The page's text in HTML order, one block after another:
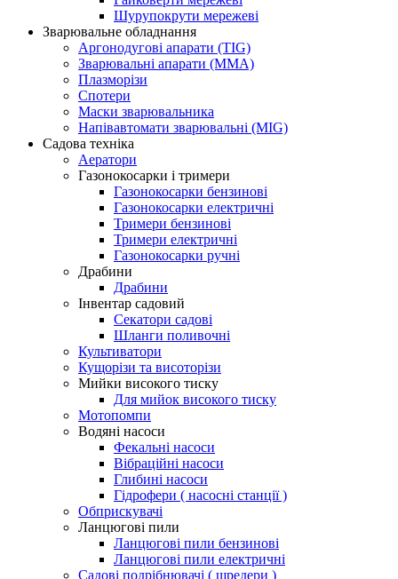
Шурупокрути мережеві
Зварювальне обладнання
Аргонодугові апарати (TIG)
Зварювальні апарати (MMA)
Плазморізи
Спотери
Маски зварювальника
Напівавтомати зварювальні (MIG)
Садова техніка
Аератори
Газонокосарки і тримери
Газонокосарки бензинові
Газонокосарки електричні
Тримери бензинові
Тримери електричні
Газонокосарки ручні
Драбини
Драбини
Інвентар садовий
Секатори садові
Шланги поливочні
Культиватори
Кущорізи та висоторізи
Мийки високого тиску
Для мийок високого тиску
Мотопомпи
Водяні насоси
Фекальні насоси
Вібраційні насоси
Глибині насоси
Гідрофери ( насосні станції )
Обприскувачі
Ланцюгові пили
Ланцюгові пили бензинові
Ланцюгові пили електричні
Садові подрібнювачі ( шредери )